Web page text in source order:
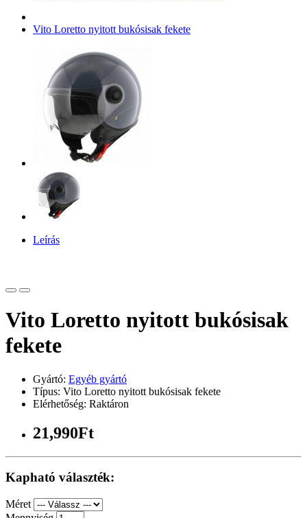
Vito Loretto nyitott bukósisak fekete
Leírás
Vito Loretto nyitott bukósisak
fekete
Gyártó: Egyéb gyártó
Típus: Vito Loretto nyitott bukósisak fekete
Elérhetőség: Raktáron
21,990Ft
Kapható választék:
Méret